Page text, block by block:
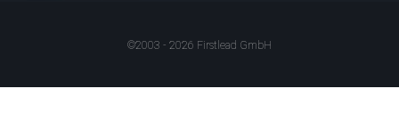
©2003 - 2026 Firstlead GmbH